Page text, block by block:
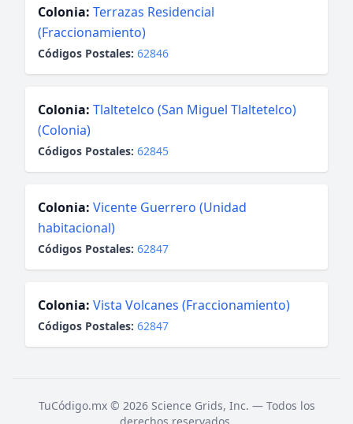
Colonia: Terrazas Residencial
(Fraccionamiento)
Códigos Postales: 62846
Colonia: Tlaltetelco (San Miguel Tlaltetelco)
(Colonia)
Códigos Postales: 62845
Colonia: Vicente Guerrero (Unidad
habitacional)
Códigos Postales: 62847
Colonia: Vista Volcanes (Fraccionamiento)
Códigos Postales: 62847
TuCódigo.mx © 2026 Science Grids, Inc. — Todos los